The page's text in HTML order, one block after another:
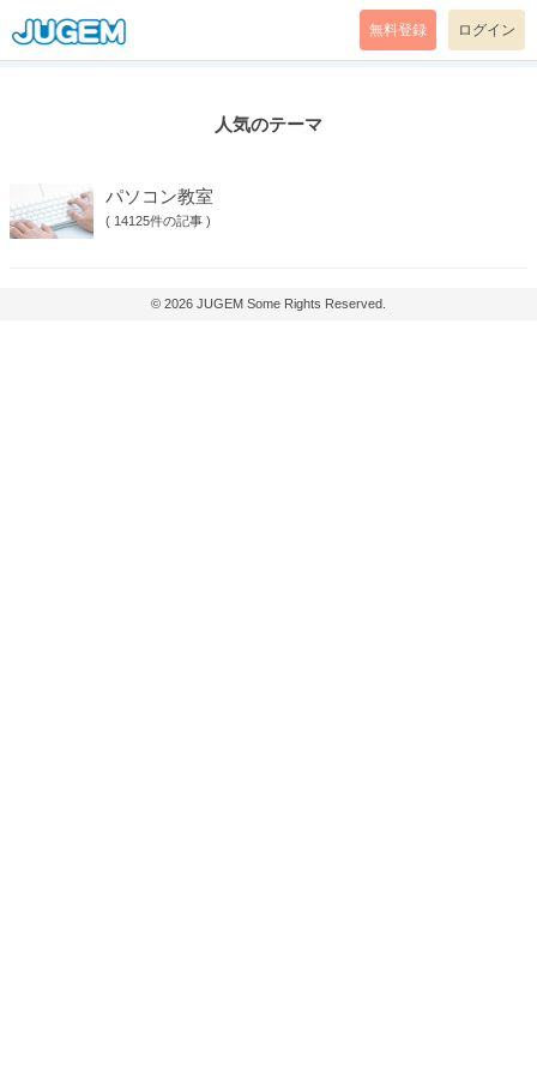
無料登録 ログイン
人気のテーマ
パソコン教室
( 14125件の記事 )
© 2026 JUGEM Some Rights Reserved.